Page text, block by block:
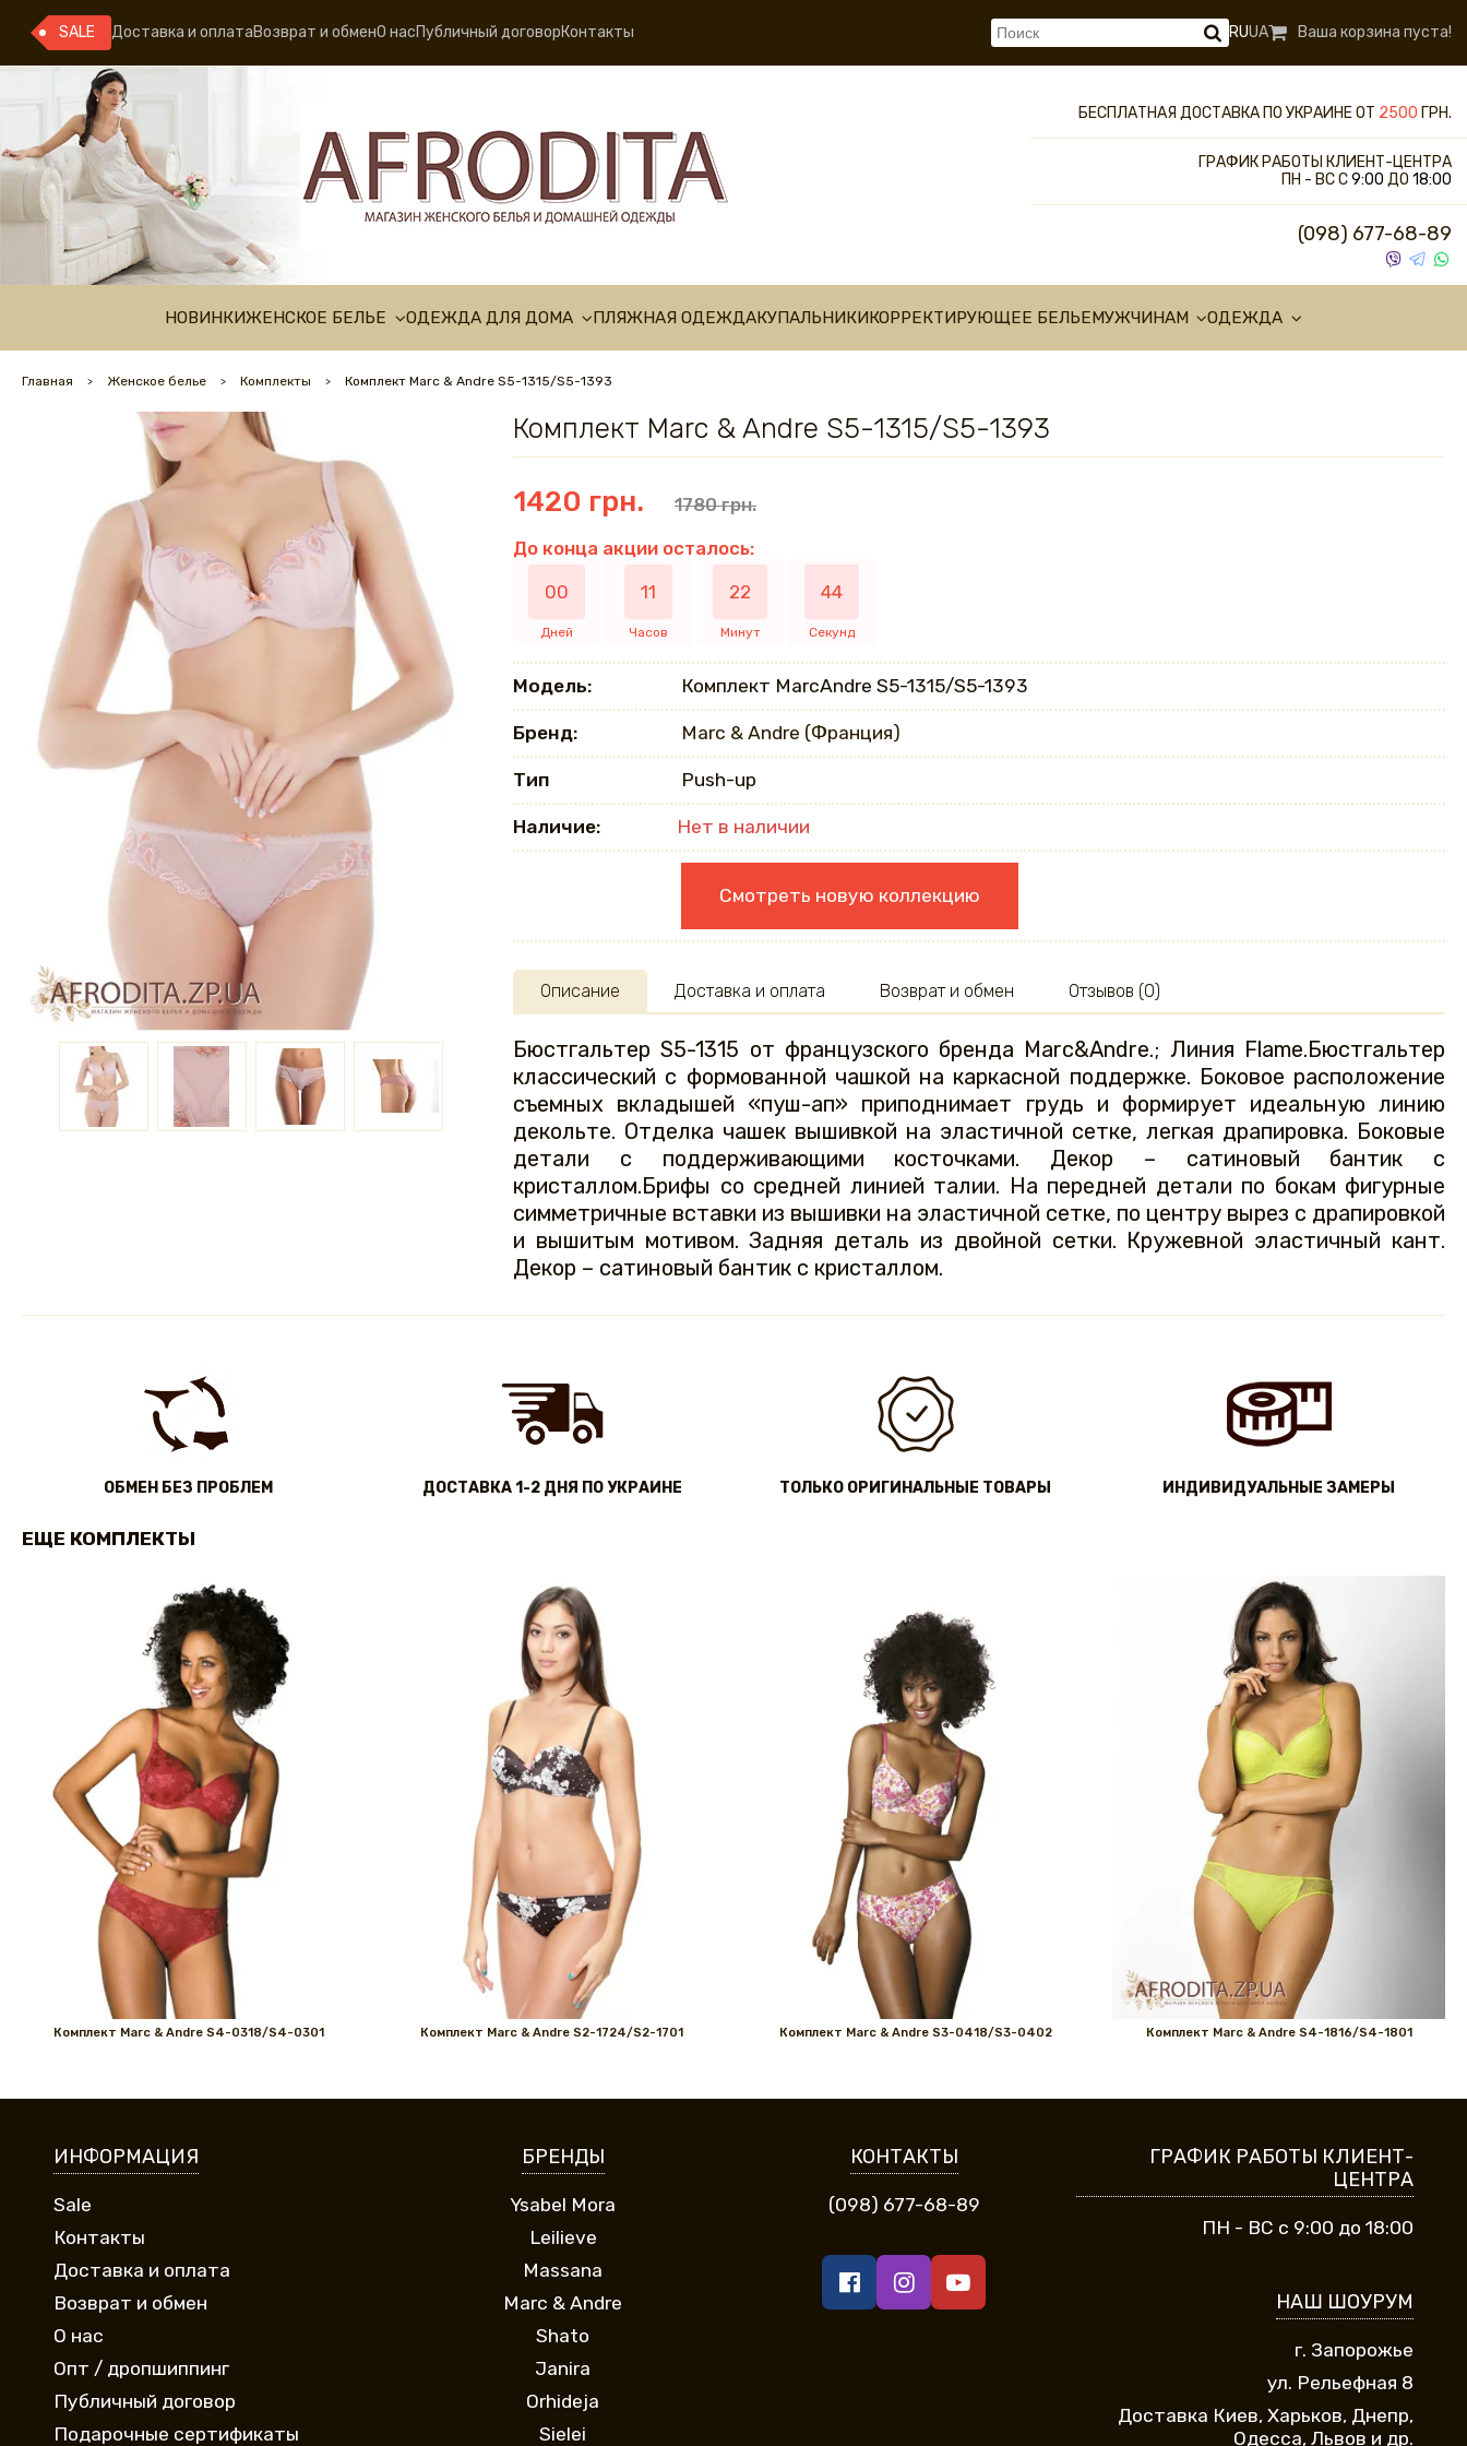
SALE Доставка и оплатаВозврат и обменО насПубличный договорКонтакты RUUA Ваша корзина пуста!
БЕСПЛАТНАЯ ДОСТАВКА ПО УКРАИНЕ ОТ 2500 ГРН.
ГРАФИК РАБОТЫ КЛИЕНТ-ЦЕНТРА
ПН - ВС С9:00 ДО 18:00
(098) 677-68-89
НОВИНКИЖЕНСКОЕ БЕЛЬЕ ОДЕЖДА ДЛЯ ДОМА ПЛЯЖНАЯ ОДЕЖДАКУПАЛЬНИКИКОРРЕКТИРУЮЩЕЕ БЕЛЬЕМУЖЧИНАМ ОДЕЖДА
Главная Женское белье Комплекты Комплект Marc & Andre S5-1315/S5-1393
Комплект Marc & Andre S5-1315/S5-1393
1420 грн.
1780 грн.
До конца акции осталось:
00
Дней
11
Часов
22
Минут
43
Секунд
Модель: Комплект MarcAndrе S5-1315/S5-1393
Бренд: Marc & Andre (Франция)
Тип Push-up
Наличие: Нет в наличии
Смотреть новую коллекцию
Описание
Бюстгальтер S5-1315 от французского бренда Marc&Andre.; Линия Flame.Бюстгальтер
классический с формованной чашкой на каркасной поддержке. Боковое расположение
съемных вкладышей «пуш-ап» приподнимает грудь и формирует идеальную линию
декольте. Отделка чашек вышивкой на эластичной сетке, легкая драпировка. Боковые
детали с поддерживающими косточками. Декор – сатиновый бантик с
кристаллом.Брифы со средней линией талии. На передней детали по бокам фигурные
симметричные вставки из вышивки на эластичной сетке, по центру вырез с драпировкой
и вышитым мотивом. Задняя деталь из двойной сетки. Кружевной эластичный кант.
Декор – сатиновый бантик с кристаллом.
Доставка и оплата Возврат и обмен Отзывов (0)
ОБМЕН БЕЗ ПРОБЛЕМ ДОСТАВКА 1-2 ДНЯ ПО УКРАИНЕ ТОЛЬКО ОРИГИНАЛЬНЫЕ ТОВАРЫ ИНДИВИДУАЛЬНЫЕ ЗАМЕРЫ
ЕЩЕ КОМПЛЕКТЫ
Комплект Marс & Andre S4-0318/S4-0301 Комплект Marс & Andre S2-1724/S2-1701 Комплект Marс & Andre S3-0418/S3-0402 Комплект Marс & Andre S4-1816/S4-1801
ИНФОРМАЦИЯ
Sale
Контакты
Доставка и оплата
Возврат и обмен
О нас
Опт / дропшиппинг
Публичный договор
Подарочные сертификаты
БРЕНДЫ
Ysabel Mora
Leilieve
Massana
Marc & Andre
Shato
Janira
Orhideja
Sielei
КОНТАКТЫ
(098) 677-68-89
ГРАФИК РАБОТЫ КЛИЕНТ-
ЦЕНТРА
ПН - ВС с 9:00 до 18:00
НАШ ШОУРУМ
г. Запорожье
ул. Рельефная 8
Доставка Киев, Харьков, Днепр,
Одесса, Львов и др.